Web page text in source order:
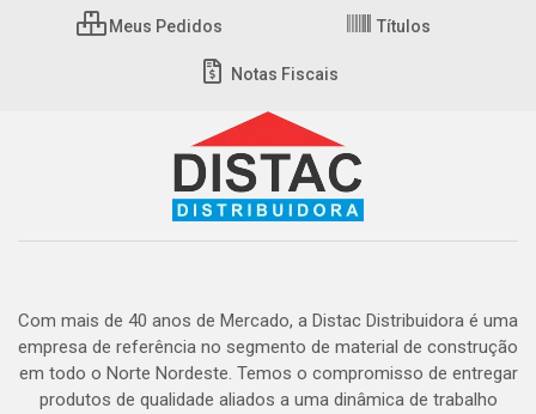
Meus Pedidos Títulos
Notas Fiscais
Com mais de 40 anos de Mercado, a Distac Distribuidora é uma
empresa de referência no segmento de material de construção
em todo o Norte Nordeste. Temos o compromisso de entregar
produtos de qualidade aliados a uma dinâmica de trabalho